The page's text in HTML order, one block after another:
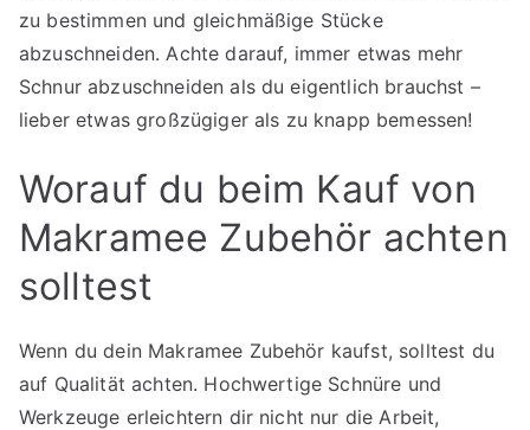
zu bestimmen und gleichmäßige Stücke
abzuschneiden. Achte darauf, immer etwas mehr
Schnur abzuschneiden als du eigentlich brauchst –
lieber etwas großzügiger als zu knapp bemessen!
Worauf du beim Kauf von
Makramee Zubehör achten
solltest
Wenn du dein Makramee Zubehör kaufst, solltest du
auf Qualität achten. Hochwertige Schnüre und
Werkzeuge erleichtern dir nicht nur die Arbeit,